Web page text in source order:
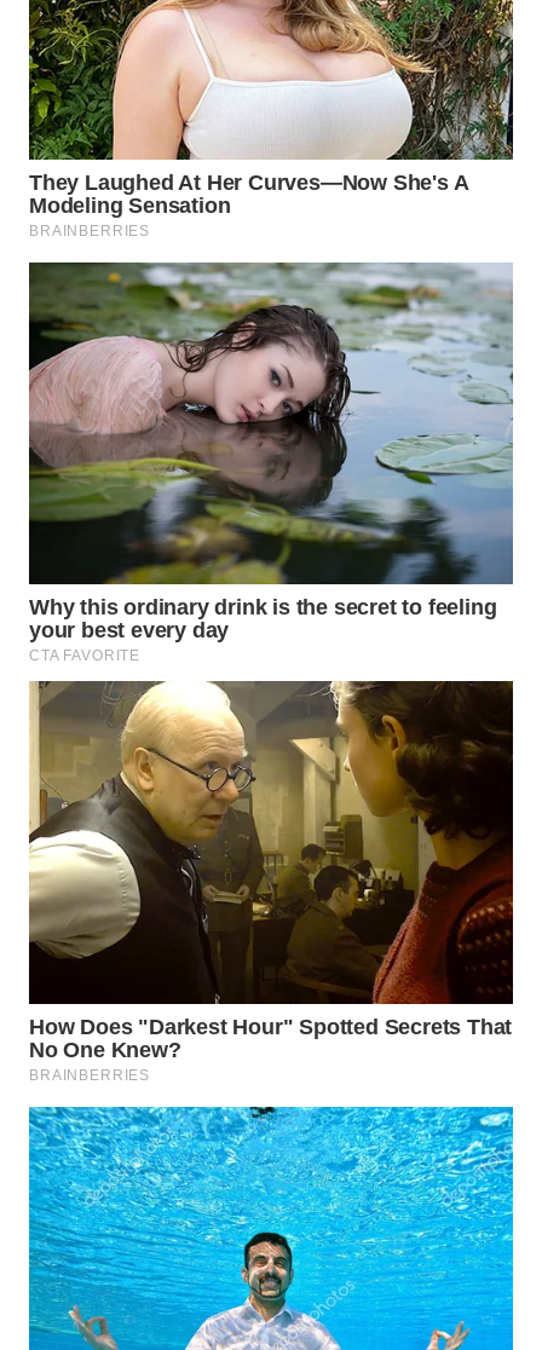
KARO
WN
SIMALUNGUN
WN
LABUHANBATU
WN
TAPANULI
TENGAH
WN DELI
SERDANG
WN
TEBING
TINGGI
WN
PAKPAK
KARAWANG
BEKASI
WN
BOGOR
WN
DEPOK
WN
TAPANULI
UTARA
WN
SAMOSIR
WN
PADANG
LAWAS